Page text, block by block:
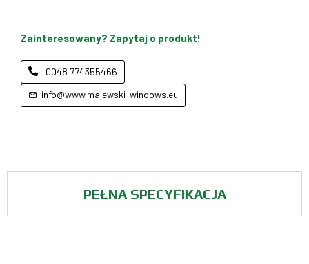
Zainteresowany? Zapytaj o produkt!
0048 774355466
info@www.majewski-windows.eu
PEŁNA SPECYFIKACJA